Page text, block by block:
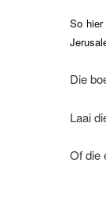
So
Die
Laai
Of die